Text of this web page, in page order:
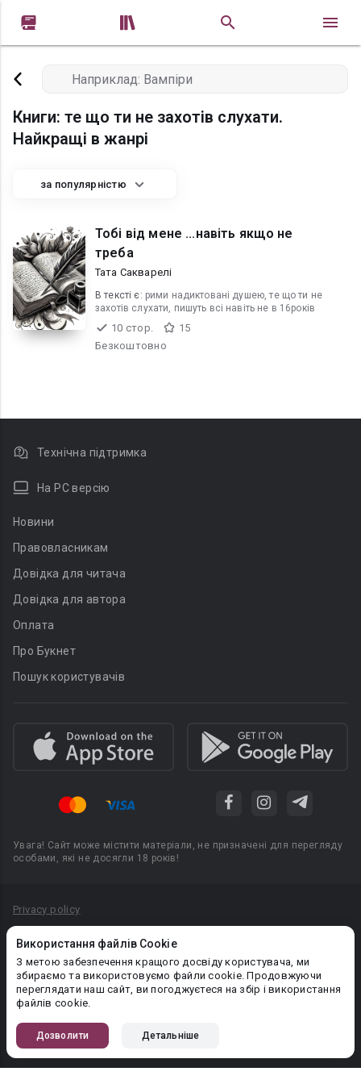
 
Книги: те що ти не захотів слухати.
Найкращі в жанрі
за популярністю
Тобі від мене ...навіть якщо не
треба
Тата Сакварелі
В текcті є: рими надиктовані душею, те що ти не
захотів слухати, пишуть всі навіть не в 16років
10 стор.
15
Безкоштовно
Використання файлів Cookie
З метою забезпечення кращого досвіду користувача, ми
збираємо та використовуємо файли cookie. Продовжуючи
переглядати наш сайт, ви погоджуєтеся на збір і використання
файлів cookie.
Дозволити Детальніше
Технічна підтримка
На PC версію
Новини
Правовласникам
Довідка для читача
Довідка для автора
Оплата
Про Букнет
Пошук користувачів
Увага! Сайт може містити матеріали, не призначені для перегляду
особами, які не досягли 18 років!
Privacy policy
Політика конфіденційності
Правила публікації авторського контенту
PR-вiддiл: pr@booknet.com
© 2026 Booknet. Всі права захищено.